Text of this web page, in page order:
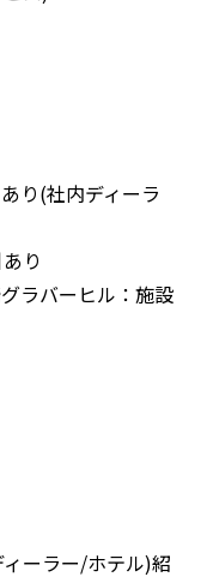
り(社内ディーラ
り
ラバーヒル：施設
ーラー/ホテル)紹